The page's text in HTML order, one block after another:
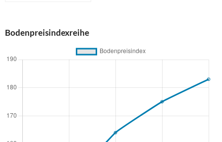
Bodenpreisindexreihe